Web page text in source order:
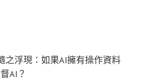
之浮現：如果AI擁有操作資料
AI？